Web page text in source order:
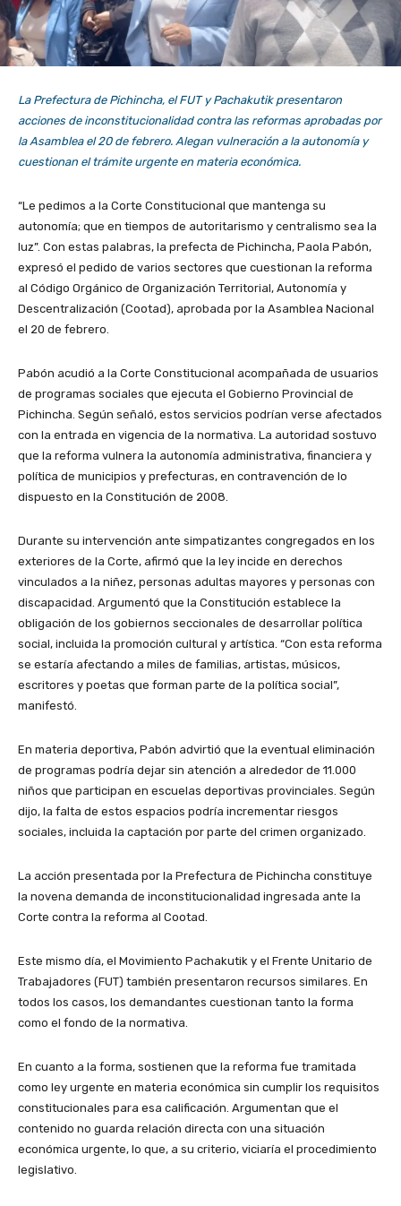
La Prefectura de Pichincha, el FUT y Pachakutik presentaron
acciones de inconstitucionalidad contra las reformas aprobadas por
la Asamblea el 20 de febrero. Alegan vulneración a la autonomía y
cuestionan el trámite urgente en materia económica.
“Le pedimos a la Corte Constitucional que mantenga su
autonomía; que en tiempos de autoritarismo y centralismo sea la
luz”. Con estas palabras, la prefecta de Pichincha, Paola Pabón,
expresó el pedido de varios sectores que cuestionan la reforma
al Código Orgánico de Organización Territorial, Autonomía y
Descentralización (Cootad), aprobada por la Asamblea Nacional
el 20 de febrero.
Pabón acudió a la Corte Constitucional acompañada de usuarios
de programas sociales que ejecuta el Gobierno Provincial de
Pichincha. Según señaló, estos servicios podrían verse afectados
con la entrada en vigencia de la normativa. La autoridad sostuvo
que la reforma vulnera la autonomía administrativa, financiera y
política de municipios y prefecturas, en contravención de lo
dispuesto en la Constitución de 2008.
Durante su intervención ante simpatizantes congregados en los
exteriores de la Corte, afirmó que la ley incide en derechos
vinculados a la niñez, personas adultas mayores y personas con
discapacidad. Argumentó que la Constitución establece la
obligación de los gobiernos seccionales de desarrollar política
social, incluida la promoción cultural y artística. “Con esta reforma
se estaría afectando a miles de familias, artistas, músicos,
escritores y poetas que forman parte de la política social”,
manifestó.
En materia deportiva, Pabón advirtió que la eventual eliminación
de programas podría dejar sin atención a alrededor de 11.000
niños que participan en escuelas deportivas provinciales. Según
dijo, la falta de estos espacios podría incrementar riesgos
sociales, incluida la captación por parte del crimen organizado.
La acción presentada por la Prefectura de Pichincha constituye
la novena demanda de inconstitucionalidad ingresada ante la
Corte contra la reforma al Cootad.
Este mismo día, el Movimiento Pachakutik y el Frente Unitario de
Trabajadores (FUT) también presentaron recursos similares. En
todos los casos, los demandantes cuestionan tanto la forma
como el fondo de la normativa.
En cuanto a la forma, sostienen que la reforma fue tramitada
como ley urgente en materia económica sin cumplir los requisitos
constitucionales para esa calificación. Argumentan que el
contenido no guarda relación directa con una situación
económica urgente, lo que, a su criterio, viciaría el procedimiento
legislativo.